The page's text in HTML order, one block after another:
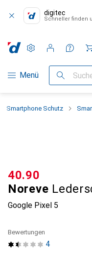
digitec
Schneller finden
Navigation nach
Menü Suche
Einstellungen
Kundenkonto
Vergleichslisten
Merklisten
Warenkorb
Smartphone Schutz
Noreve
Google Pixel 5
CHF
40.90
4
Bewertungen